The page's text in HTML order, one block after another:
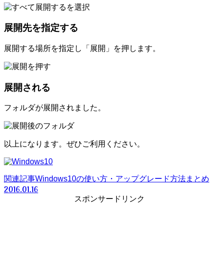
展開先を指定する
展開する場所を指定し「展開」を押します。
展開される
フォルダが展開されました。
以上になります。ぜひご利用ください。
関連記事Windows10の使い方・アップグレード方法まとめ
2016.01.16
スポンサードリンク